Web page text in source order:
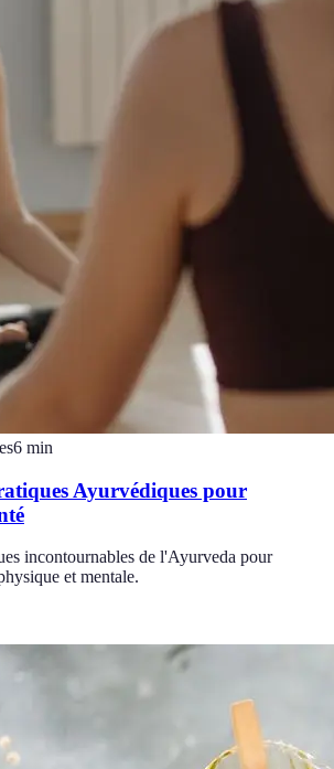
6 min
Ayurvédiques pour
incontournables de l'Ayurveda pour
et mentale.